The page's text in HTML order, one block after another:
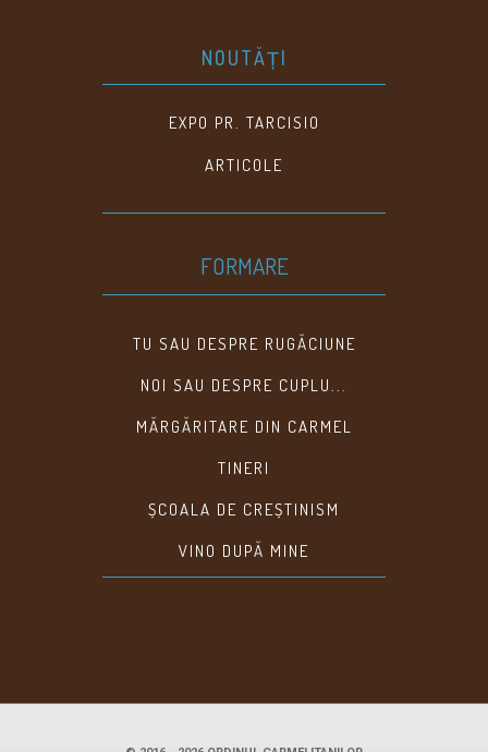
NOUTĂȚI
EXPO PR. TARCISIO
ARTICOLE
FORMARE
TU SAU DESPRE RUGĂCIUNE
NOI SAU DESPRE CUPLU...
MĂRGĂRITARE DIN CARMEL
TINERI
ȘCOALA DE CREȘTINISM
VINO DUPĂ MINE